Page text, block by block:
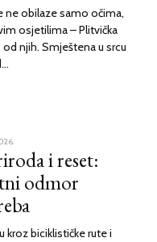
ne obilaze samo očima,
osjetilima – Plitvička
njih. Smještena u srcu
TRAVNJA
2026.
i reset:
odmor
kroz biciklističke rute i